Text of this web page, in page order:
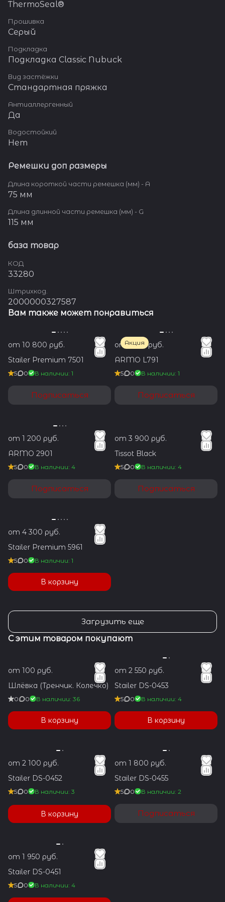
ThermoSeal®
Прошивка
Серый
Подкладка
Подкладка Classic Nubuck
Вид застёжки
Стандартная пряжка
Антиаллергенный
Да
Водостойкий
Нет
Ремешки доп размеры
Длина короткой части ремешка (мм) - A
75 мм
Длина длинной части ремешка (мм) - G
115 мм
база товар
КОД
33280
Штрихкод.
2000000327587
Вам также может понравиться
от 10 800 руб.
Stailer Premium 7501
5 0 В наличии: 1
Подписаться
Акция
от 1 350 руб.
ARMO L791
5 0 В наличии: 1
Подписаться
от 1 200 руб.
ARMO 2901
5 0 В наличии: 4
Подписаться
от 3 900 руб.
Tissot Black
5 0 В наличии: 4
Подписаться
от 4 300 руб.
Stailer Premium 5961
5 0 В наличии: 1
В корзину
Загрузить еще
С этим товаром покупают
от 100 руб.
Шлёвка (Тренчик. Колечко)
0 0 В наличии: 36
В корзину
от 2 550 руб.
Stailer DS-0453
5 0 В наличии: 4
В корзину
от 2 100 руб.
Stailer DS-0452
5 0 В наличии: 3
В корзину
от 1 800 руб.
Stailer DS-0455
5 0 В наличии: 2
Подписаться
от 1 950 руб.
Stailer DS-0451
5 0 В наличии: 4